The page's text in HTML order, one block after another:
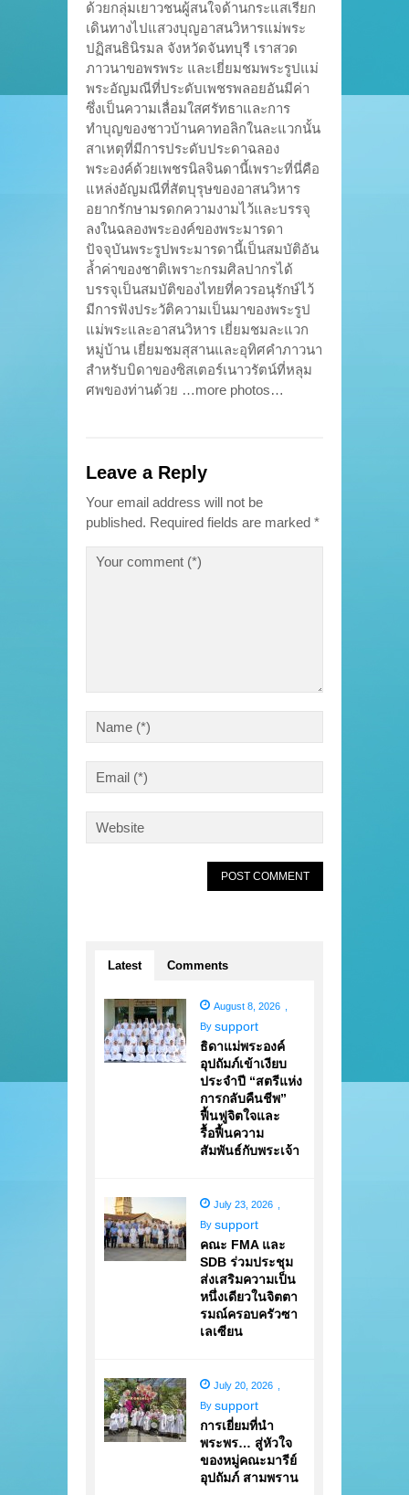
ด้วยกลุ่มเยาวชนผู้สนใจด้านกระแสเรียก
เดินทางไปแสวงบุญอาสนวิหารแม่พระ
ปฏิสนธินิรมล จังหวัดจันทบุรี เราสวด
ภาวนาขอพรพระ และเยี่ยมชมพระรูปแม่
พระอัญมณีที่ประดับเพชรพลอยอันมีค่า
ซึ่งเป็นความเลื่อมใสศรัทธาและการ
ทำบุญของชาวบ้านคาทอลิกในละแวกนั้น
สาเหตุที่มีการประดับประดาฉลอง
พระองค์ด้วยเพชรนิลจินดานี้เพราะที่นี่คือ
แหล่งอัญมณีที่สัตบุรุษของอาสนวิหาร
อยากรักษามรดกความงามไว้และบรรจุ
ลงในฉลองพระองค์ของพระมารดา
ปัจจุบันพระรูปพระมารดานี้เป็นสมบัติอัน
ล้ำค่าของชาติเพราะกรมศิลปากรได้
บรรจุเป็นสมบัติของไทยที่ควรอนุรักษ์ไว้
มีการฟังประวัติความเป็นมาของพระรูป
แม่พระและอาสนวิหาร เยี่ยมชมละแวก
หมู่บ้าน เยี่ยมชมสุสานและอุทิศคำภาวนา
สำหรับบิดาของซิสเตอร์เนาวรัตน์ที่หลุม
ศพของท่านด้วย …more photos…
Leave a Reply
Your email address will not be
published. Required fields are marked *
Latest Comments
August 8, 2026
By support
ธิดาแม่พระองค์
อุปถัมภ์เข้าเงียบ
ประจำปี “สตรีแห่ง
การกลับคืนชีพ”
ฟื้นฟูจิตใจและ
รื้อฟื้นความ
สัมพันธ์กับพระเจ้า
July 23, 2026
By support
คณะ FMA และ
SDB ร่วมประชุม
ส่งเสริมความเป็น
หนึ่งเดียวในจิตตา
รมณ์ครอบครัวซา
เลเซียน
July 20, 2026
By support
การเยี่ยมที่นำ
พระพร… สู่หัวใจ
ของหมู่คณะมารีย์
อุปถัมภ์ สามพราน